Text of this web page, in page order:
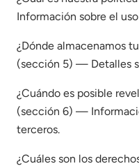
Información sobre el
¿Dónde almacenamos
(sección 5) — Detalles
¿Cuándo es posible
(sección 6) —
terceros.
¿Cuáles son los